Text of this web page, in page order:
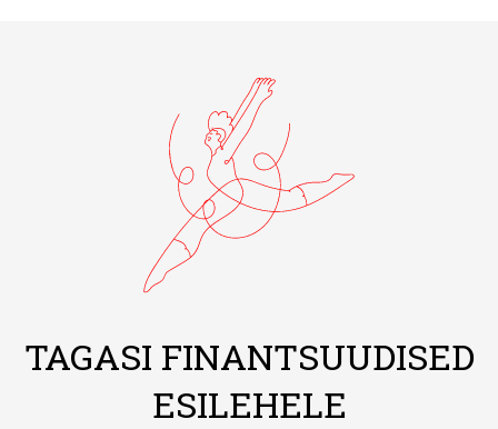
TAGASI FINANTSUUDISED
ESILEHELE